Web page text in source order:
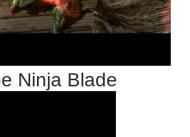
Ninja Blade